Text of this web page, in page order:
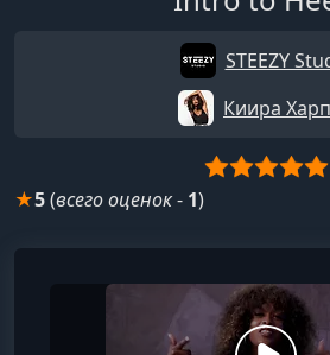
STEEZY
Киира
★5(всего оценок- 1)